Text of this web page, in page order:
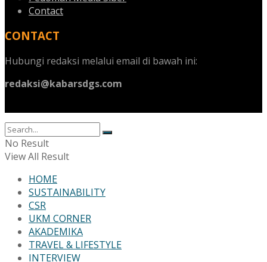
Contact
CONTACT
Hubungi redaksi melalui email di bawah ini:
redaksi@kabarsdgs.com
No Result
View All Result
HOME
SUSTAINABILITY
CSR
UKM CORNER
AKADEMIKA
TRAVEL & LIFESTYLE
INTERVIEW